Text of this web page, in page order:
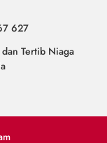
627
Tertib Niaga